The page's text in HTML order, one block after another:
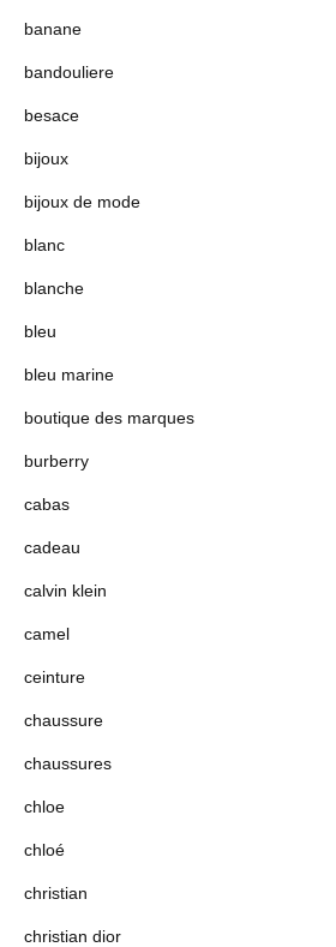
banane
bandouliere
besace
bijoux
bijoux de mode
blanc
blanche
bleu
bleu marine
boutique des marques
burberry
cabas
cadeau
calvin klein
camel
ceinture
chaussure
chaussures
chloe
chloé
christian
christian dior